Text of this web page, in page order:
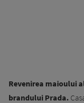
Revenirea maioului
brandului Prada.